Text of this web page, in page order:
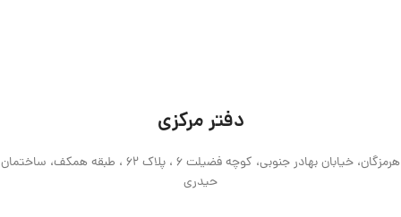
دفتر مرکزی
هرمزگان، خیابان بهادر جنوبی، کوچه فضیلت 6 ، پلاک 62 ، طبقه همکف، ساختمان
حیدری